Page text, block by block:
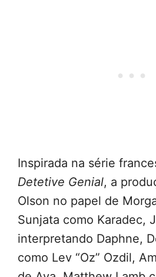
Inspirada na série
Detetive Genial, a
Olson no papel de
Sunjata como Karadec,
interpretando Daphne,
como Lev “Oz” Ozdil,